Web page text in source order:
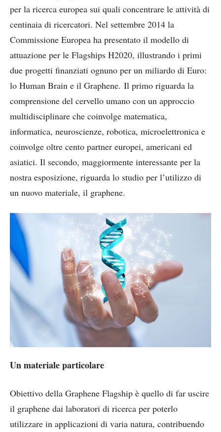
per la ricerca europea sui quali concentrare le attività di
centinaia di ricercatori. Nel settembre 2014 la
Commissione Europea ha presentato il modello di
attuazione per le Flagships H2020, illustrando i primi
due progetti finanziati ognuno per un miliardo di Euro:
lo Human Brain e il Graphene. Il primo riguarda la
comprensione del cervello umano con un approccio
multidisciplinare che coinvolge matematica,
informatica, neuroscienze, robotica, microelettronica e
coinvolge oltre cento partner europei, americani ed
asiatici. Il secondo, maggiormente interessante per la
nostra esposizione, riguarda lo studio per l’utilizzo di
un nuovo materiale, il graphene.
Un materiale particolare
Obiettivo della Graphene Flagship è quello di far uscire
il graphene dai laboratori di ricerca per poterlo
utilizzare in applicazioni di varia natura, contribuendo